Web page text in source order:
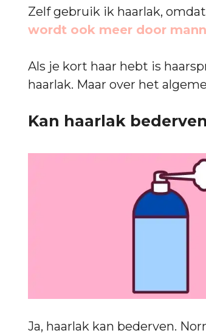
Zelf gebruik ik haarlak,
wordt ook meer door
Als je kort haar hebt is
haarlak. Maar over het
Kan haarlak
Ja, haarlak kan bederven.